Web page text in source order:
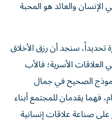
والعائد هو المحبة
تحديداً، سنجد أن رزق الأخلاق
الأسرية؛ فالأب
الصحيح في جمال
فهما يقدمان للمجتمع أبناء
صناعة علاقات إنسانية